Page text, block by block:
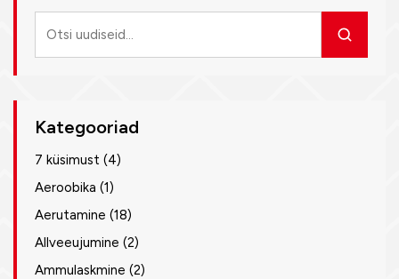
uudiseid
Kategooriad
7 küsimust (4)
Aeroobika (1)
Aerutamine (18)
Allveeujumine (2)
Ammulaskmine (2)